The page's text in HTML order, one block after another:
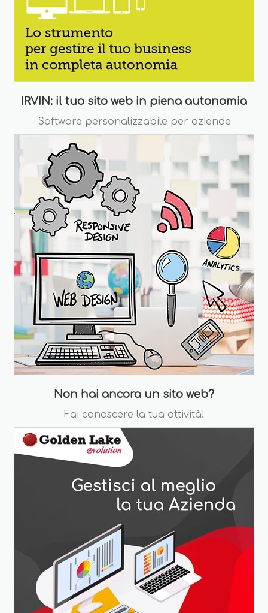
IRVIN: il tuo sito web in piena autonomia
Software personalizzabile per aziende
Non hai ancora un sito web?
Fai conoscere la tua attività!